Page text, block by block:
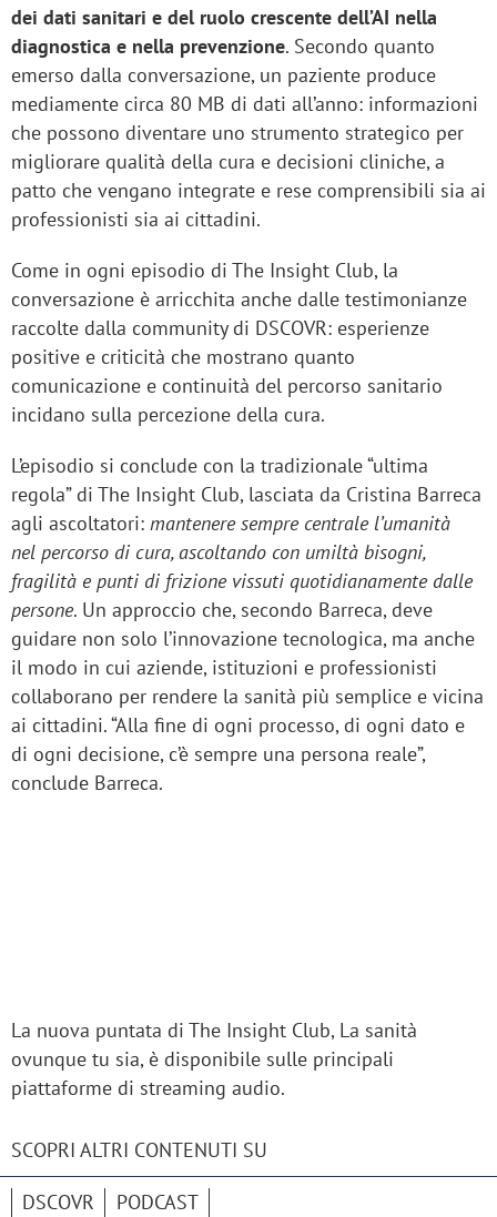
dei dati sanitari e del ruolo crescente dell’AI nella
diagnostica e nella prevenzione. Secondo quanto
emerso dalla conversazione, un paziente produce
mediamente circa 80 MB di dati all’anno: informazioni
che possono diventare uno strumento strategico per
migliorare qualità della cura e decisioni cliniche, a
patto che vengano integrate e rese comprensibili sia ai
professionisti sia ai cittadini.
Come in ogni episodio di The Insight Club, la
conversazione è arricchita anche dalle testimonianze
raccolte dalla community di DSCOVR: esperienze
positive e criticità che mostrano quanto
comunicazione e continuità del percorso sanitario
incidano sulla percezione della cura.
L’episodio si conclude con la tradizionale “ultima
regola” di The Insight Club, lasciata da Cristina Barreca
agli ascoltatori: mantenere sempre centrale l’umanità
nel percorso di cura, ascoltando con umiltà bisogni,
fragilità e punti di frizione vissuti quotidianamente dalle
persone. Un approccio che, secondo Barreca, deve
guidare non solo l’innovazione tecnologica, ma anche
il modo in cui aziende, istituzioni e professionisti
collaborano per rendere la sanità più semplice e vicina
ai cittadini. “Alla fine di ogni processo, di ogni dato e
di ogni decisione, c’è sempre una persona reale”,
conclude Barreca.
La nuova puntata di The Insight Club, La sanità
ovunque tu sia, è disponibile sulle principali
piattaforme di streaming audio.
SCOPRI ALTRI CONTENUTI SU
DSCOVR PODCAST